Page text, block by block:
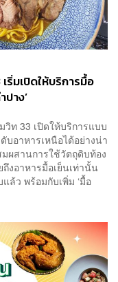
ริ่มเปิดให้บริการมื้อ
าง’
วิท 33 เปิดให้บริการแบบ
อาหารเหนือได้อย่างน่า
ผสานการใช้วัตถุดิบท้อง
งอาหารมื้อเย็นเท่านั้น
ล้ว พร้อมกับเพิ่ม ‘มื้อ